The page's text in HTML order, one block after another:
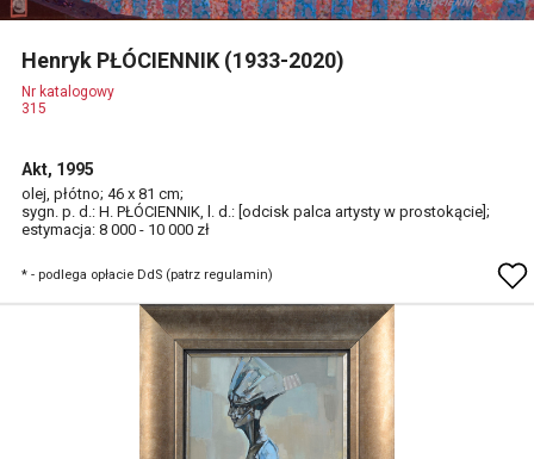
Henryk PŁÓCIENNIK (1933-2020)
Nr katalogowy
315
Akt, 1995
olej, płótno; 46 x 81 cm;
sygn. p. d.: H. PŁÓCIENNIK, l. d.: [odcisk palca artysty w prostokącie];
estymacja: 8 000 - 10 000 zł
* - podlega opłacie DdS (patrz regulamin)